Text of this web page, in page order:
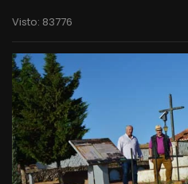
Visto: 83776